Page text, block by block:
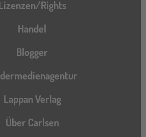
Rights
Handel
Blogger
Lappan Verlag
Über Carlsen